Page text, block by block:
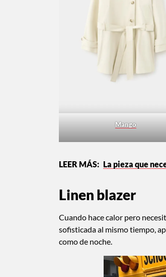
Mango
La pieza que
Linen blazer
Cuando hace calor pero
sofisticada al mismo tiempo,
como de noche.